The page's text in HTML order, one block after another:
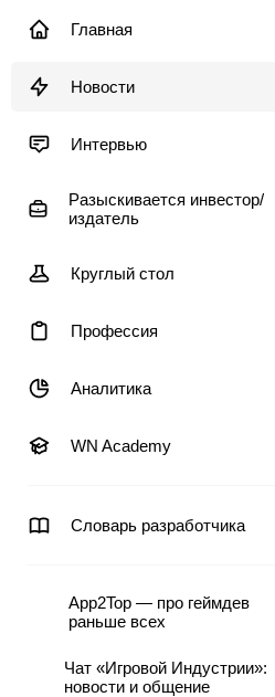
Главная
Новости
Интервью
Разыскивается инвестор/
издатель
Круглый стол
Профессия
Аналитика
WN Academy
Словарь разработчика
App2Top — про геймдев
раньше всех
Чат «Игровой Индустрии»:
новости и общение